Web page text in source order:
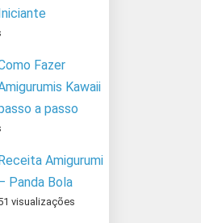
Fazer
Kawaii
a passo
Amigurumi
Panda Bola
visualizações